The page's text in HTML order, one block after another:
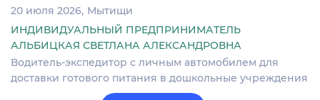
20 июля 2026 Мытищи
ИНДИВИДУАЛЬНЫЙ ПРЕДПРИНИМАТЕЛЬ
АЛЬБИЦКАЯ СВЕТЛАНА АЛЕКСАНДРОВНА
Водитель-экспедитор с личным автомобилем для
доставки готового питания в дошкольные учреждения